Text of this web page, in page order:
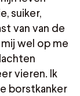
suiker,
van van de
wel op me
vieren. Ik
borstkanker